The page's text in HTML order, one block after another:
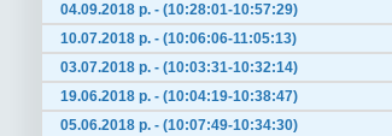
04.09.2018 р. - (10:28:01-10:57:29)
10.07.2018 р. - (10:06:06-11:05:13)
03.07.2018 р. - (10:03:31-10:32:14)
19.06.2018 р. - (10:04:19-10:38:47)
05.06.2018 р. - (10:07:49-10:34:30)